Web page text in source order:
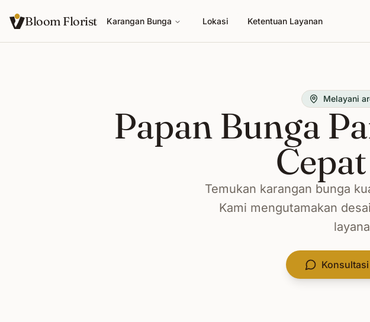
Bloom Florist Karangan Bunga Lokasi Ketentuan Layanan
Melayani
Papan Bunga
Temukan karangan bunga
Kami mengutamakan